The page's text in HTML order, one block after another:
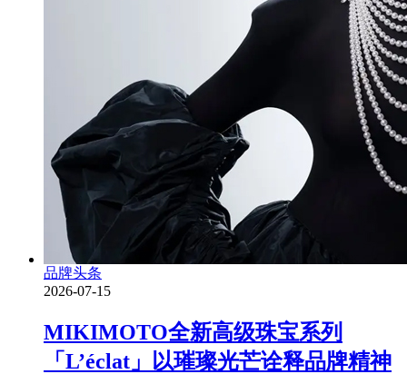
品牌头条
2026-07-15
MIKIMOTO全新高级珠宝系列
「L’éclat」以璀璨光芒诠释品牌精神